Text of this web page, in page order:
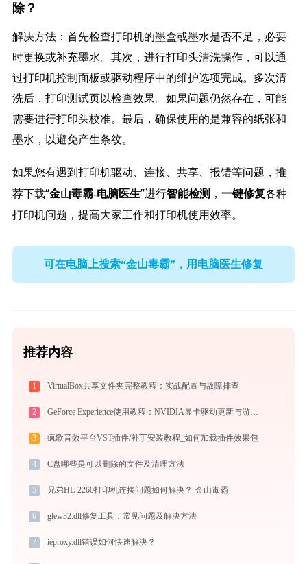
除？
解决方法：首先检查打印机的墨盒或墨水是否不足，必要
时更换或补充墨水。其次，进行打印头清洗操作，可以通
过打印机控制面板或驱动程序中的维护选项完成。多次清
洗后，打印测试页以检查效果。如果问题仍然存在，可能
需要进行打印头校准。最后，确保使用的是兼容的纸张和
墨水，以避免产生条纹。
如果您有遇到打印机驱动、连接、共享、报错等问题，推
荐下载“金山毒霸-电脑医生”进行智能检测， 一键修复各种
打印机问题，提高大家工作和打印机使用效率。
可在电脑上搜索“金山毒霸”，用电脑医生修复
推荐内容
1 VirtualBox共享文件夹完整教程：实战配置与故障排查
2 GeForce Experience使用教程：NVIDIA显卡驱动更新与游戏优化录制完全指南
3 疯歌音效平台VST插件/补丁安装教程_如何加载插件效果包
4 C盘哪些是可以删除的文件及清理方法
5 兄弟HL-2260打印机连接问题如何解决？-金山毒霸
6 glew32.dll修复工具：常见问题及解决方法
7 ieproxy.dll错误如何快速解决？